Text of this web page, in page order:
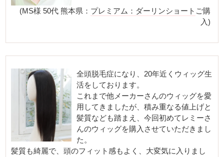
(MS様 50代 熊本県： プレミアム：ダーリンショート ご購
入)
全頭脱毛症になり、20年近くウィッグ生
活をしております。
これまで他メーカーさんのウィッグを愛
用してきましたが、積み重なる値上げと
髪質なども踏まえ、今回初めてレミーさ
んのウィッグを購入させていただきまし
た。
髪質も綺麗で、頭のフィット感もよく、大変気に入りまし